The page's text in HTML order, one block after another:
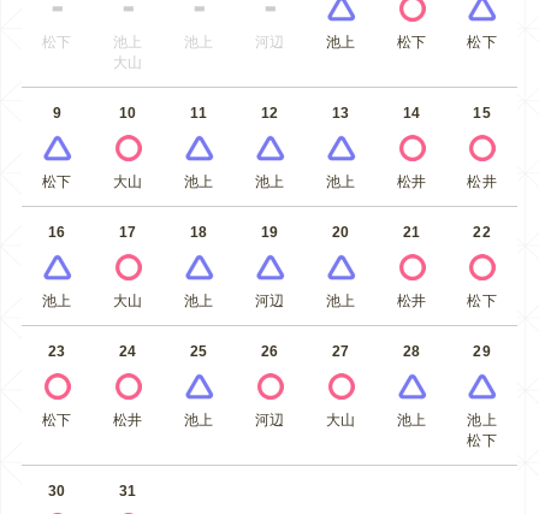
松下
池上
大山
池上 河辺 池上 松下 松下
9
松下
10
大山
11
池上
12
池上
13
池上
14
松井
15
松井
16
池上
17
大山
18
池上
19
河辺
20
池上
21
松井
22
松下
23
松下
24
松井
25
池上
26
河辺
27
大山
28
池上
29
池上
松下
30 31